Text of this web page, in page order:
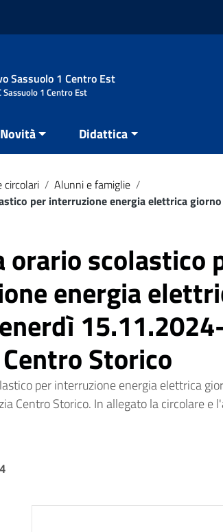
Sassuolo 1 Centro Est
1 Centro Est
Novità Didattica
circolari / Alunni e famiglie /
per interruzione energia elettrica
orario scolastico
energia
Storico
per interruzione energia elettrica
Centro Storico. In allegato la circolare e